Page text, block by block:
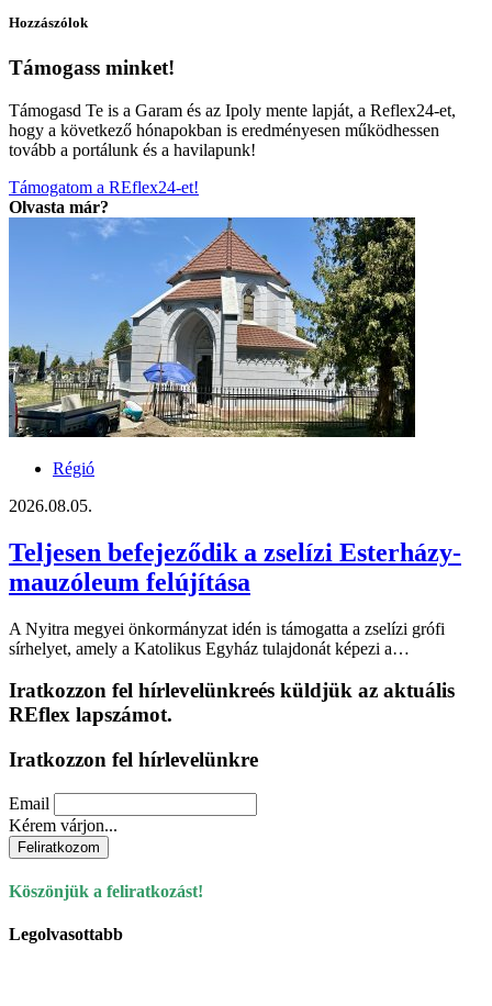
Hozzászólok
Támogass minket!
Támogasd Te is a Garam és az Ipoly mente lapját, a Reflex24-et,
hogy a következő hónapokban is eredményesen működhessen
tovább a portálunk és a havilapunk!
Támogatom a REflex24-et!
Olvasta már?
Régió
2026.08.05.
Teljesen befejeződik a zselízi Esterházy-
mauzóleum felújítása
A Nyitra megyei önkormányzat idén is támogatta a zselízi grófi
sírhelyet, amely a Katolikus Egyház tulajdonát képezi a…
Iratkozzon fel hírlevelünkreés küldjük az aktuális
REflex lapszámot.
Iratkozzon fel hírlevelünkre
Email
Kérem várjon...
Köszönjük a feliratkozást!
Legolvasottabb